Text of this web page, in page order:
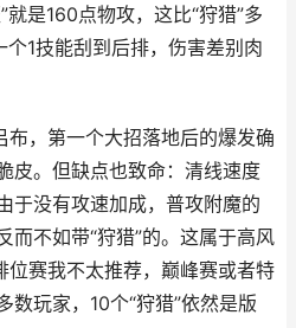
就是160点物攻，这比“狩猎”多
1技能刮到后排，伤害差别肉
布，第一个大招落地后的爆发确
皮。但缺点也致命：清线速度
于没有攻速加成，普攻附魔的
而不如带“狩猎”的。这属于高风
位赛我不太推荐，巅峰赛或者特
数玩家，10个“狩猎”依然是版